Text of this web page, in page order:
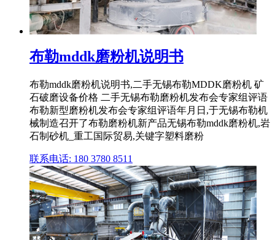
布勒mddk磨粉机说明书
布勒mddk磨粉机说明书,二手无锡布勒MDDK磨粉机 矿
石破磨设备价格 二手无锡布勒磨粉机发布会专家组评语
布勒新型磨粉机发布会专家组评语年月日,于无锡布勒机
械制造召开了布勒磨粉机新产品无锡布勒mddk磨粉机,岩
石制砂机_重工国际贸易,关键字塑料磨粉
联系电话: 180 3780 8511